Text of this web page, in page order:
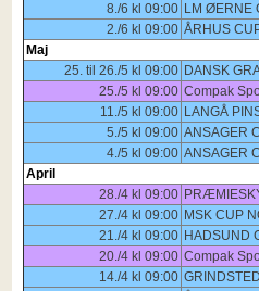
8./6 kl 09:00 LM ØERNE
2./6 kl 09:00 ÅRHUS
Maj
25. til 26./5 kl 09:00 DANSK
25./5 kl 09:00 Compak
11./5 kl 09:00 LANGÅ
5./5 kl 09:00 ANSAGER
4./5 kl 09:00 ANSAGER
April
28./4 kl 09:00
27./4 kl 09:00 MSK CUP
21./4 kl 09:00 HADSUND
20./4 kl 09:00 Compak
14./4 kl 09:00